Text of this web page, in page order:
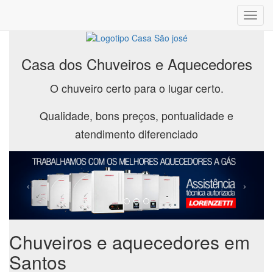
Casa dos Chuveiros e Aquecedores
O chuveiro certo para o lugar certo.
Qualidade, bons preços, pontualidade e
atendimento diferenciado
Chuveiros e aquecedores em
Santos